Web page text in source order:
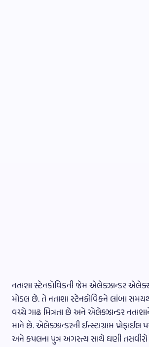
નતાશા સ્ટેનકોવિકની જેમ એલેક્ઝાન્ડર
મોડલ છે. તે નતાશા સ્ટેનકોવિકને લાંબા
વચ્ચે ગાઢ મિત્રતા છે અને એલેક્ઝાન્ડર
માને છે. એલેક્ઝાન્ડરની ઈન્સ્ટાગ્રામ પ્રોફાઈલ
અને કપલના પુત્ર અગસ્ત્ય સાથે ઘણી